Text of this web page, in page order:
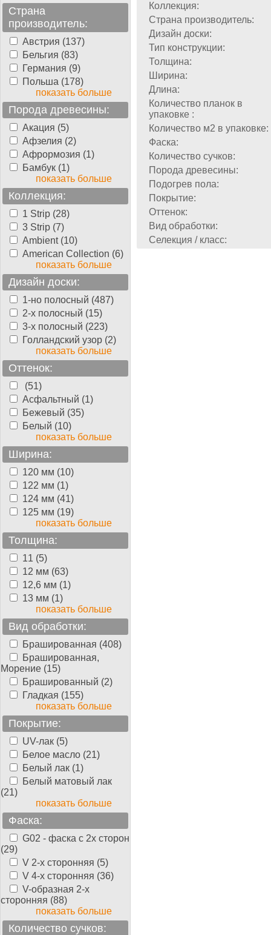
Страна
производитель:
Австрия (137)
Бельгия (83)
Германия (9)
Польша (178)
показать больше
Порода древесины:
Акация (5)
Афзелия (2)
Афрормозия (1)
Бамбук (1)
показать больше
Коллекция:
1 Strip (28)
3 Strip (7)
Ambient (10)
American Collection (6)
показать больше
Дизайн доски:
1-но полосный (487)
2-х полосный (15)
3-х полосный (223)
Голландский узор (2)
показать больше
Оттенок:
(51)
Асфальтный (1)
Бежевый (35)
Белый (10)
показать больше
Ширина:
120 мм (10)
122 мм (1)
124 мм (41)
125 мм (19)
показать больше
Толщина:
11 (5)
12 мм (63)
12,6 мм (1)
13 мм (1)
показать больше
Вид обработки:
Брашированная (408)
Брашированная,
Морение (15)
Брашированный (2)
Гладкая (155)
показать больше
Покрытие:
UV-лак (5)
Белое масло (21)
Белый лак (1)
Белый матовый лак
(21)
показать больше
Фаска:
G02 - фаска с 2х сторон
(29)
V 2-х сторонняя (5)
V 4-х сторонняя (36)
V-образная 2-х
сторонняя (88)
показать больше
Количество сучков:
Коллекция:
Страна производитель:
Дизайн доски:
Тип конструкции:
Толщина:
Ширина:
Длина:
Количество планок в
упаковке :
Количество м2 в упаковке:
Фаска:
Количество сучков:
Порода древесины:
Подогрев пола:
Покрытие:
Оттенок:
Вид обработки:
Селекция / класс: